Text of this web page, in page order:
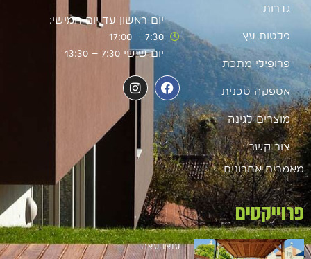
גדרות
פלטות עץ
פרופילי מתכת
אספקה טכנית
מוצרים לגינה
צור קשר
מאמרים אחרונים
יום ראשון עד יום חמישי:
7:30 – 17:00
יום שישי 7:30 – 13:30
פרוייקטים
עוצו עצה